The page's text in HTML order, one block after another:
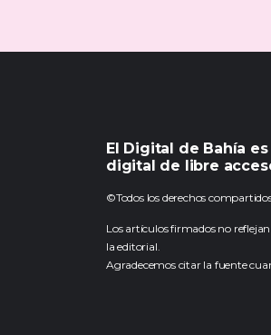
El Digital de Bahía
digital de libre
©Todos los derechos
Los artículos firmados no
la editorial.
Agradecemos citar la fuente